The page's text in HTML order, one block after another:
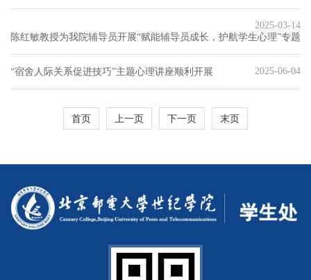
2025-03-14
陈红敏教授为我院辅导员开展“赋能辅导员成长，护航学生心理”专题
2025-06-04
“宿舍人际关系促进技巧”主题心理讲座顺利开展
首页 上一页 下一页 末页